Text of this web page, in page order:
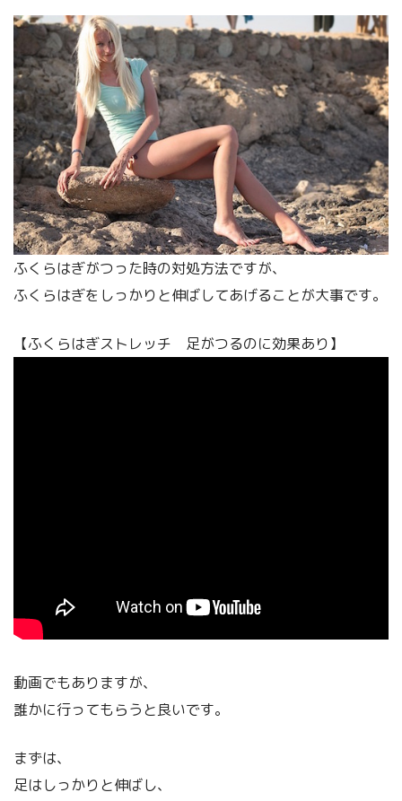
ふくらはぎがつった時の対処方法ですが、
ふくらはぎをしっかりと伸ばしてあげることが大事です。
【ふくらはぎストレッチ 足がつるのに効果あり】
動画でもありますが、
誰かに行ってもらうと良いです。
まずは、
足はしっかりと伸ばし、